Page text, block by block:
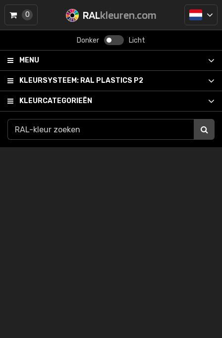
RALkleuren.com
Donker Licht
MENU
KLEURSYSTEEM: RAL PLASTICS P2
KLEURCATEGORIEËN
0